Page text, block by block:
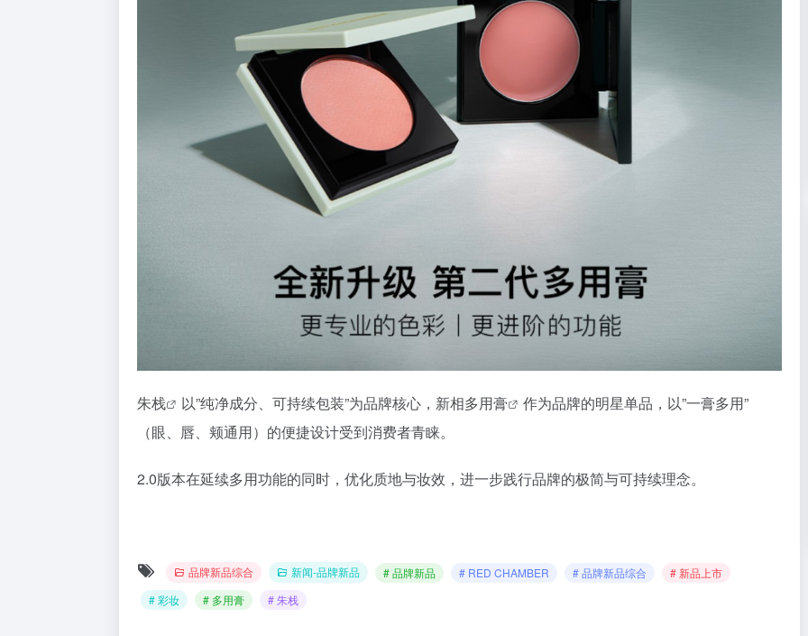
朱栈 以”纯净成分、可持续包装”为品牌核心，新相多用膏
作为品牌的明星单品，以”一膏多用”
（眼、唇、颊通用）的便捷设计受到消费者青睐。
2.0版本在延续多用功能的同时，优化质地与妆效，进一步践行品牌的极简与可持续理念。
品牌新品综合 新闻-品牌新品 # 品牌新品 # RED CHAMBER # 品牌新品综合
# 新品上市
# 彩妆
# 多用膏 # 朱栈